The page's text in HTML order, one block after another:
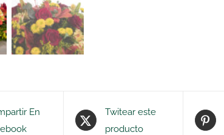
En
Twitear este
producto